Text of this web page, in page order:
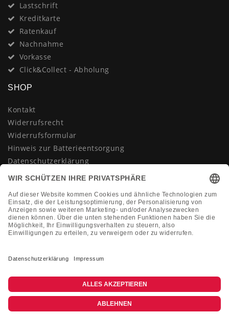
Lastschrift
Kreditkarte
Ratenkauf
Nachnahme
Vorkasse
Click&Collect - Abholung
SHOP
Kontakt
Widerrufsrecht
Widerrufsformular
Hinweis zur Batterieentsorgung
Datenschutzerklärung
AGB
Vertrag widerrufen
KONTAKT
+49 (0)2133 210433
shop@dienadel.de
Kieler Str. 18 - 41540 Dormagen